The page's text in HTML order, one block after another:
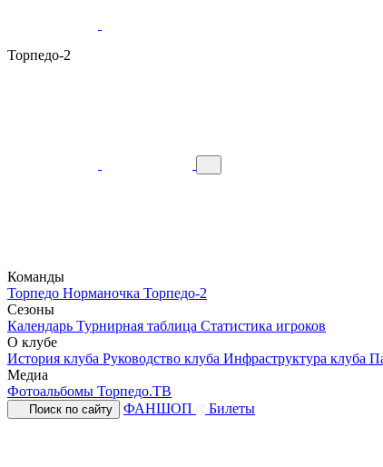
Торпедо-2
Команды
Торпедо Норманочка Торпедо-2
Сезоны
Календарь Турнирная таблица Статистика игроков
О клубе
История клуба Руководство клуба Инфраструктура клуба
Медиа
Фотоальбомы Торпедо.ТВ
Поиск по сайту ФАНШОП Билеты